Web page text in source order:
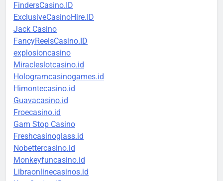
FindersCasino.ID
ExclusiveCasinoHire.ID
Jack Casino
FancyReelsCasino.ID
explosioncasino
Miracleslotcasino.id
Hologramcasinogames.id
Himontecasino.id
Guavacasino.id
Froecasino.id
Gam Stop Casino
Freshcasinoglass.id
Nobettercasino.id
Monkeyfuncasino.id
Libraonlinecasinos.id